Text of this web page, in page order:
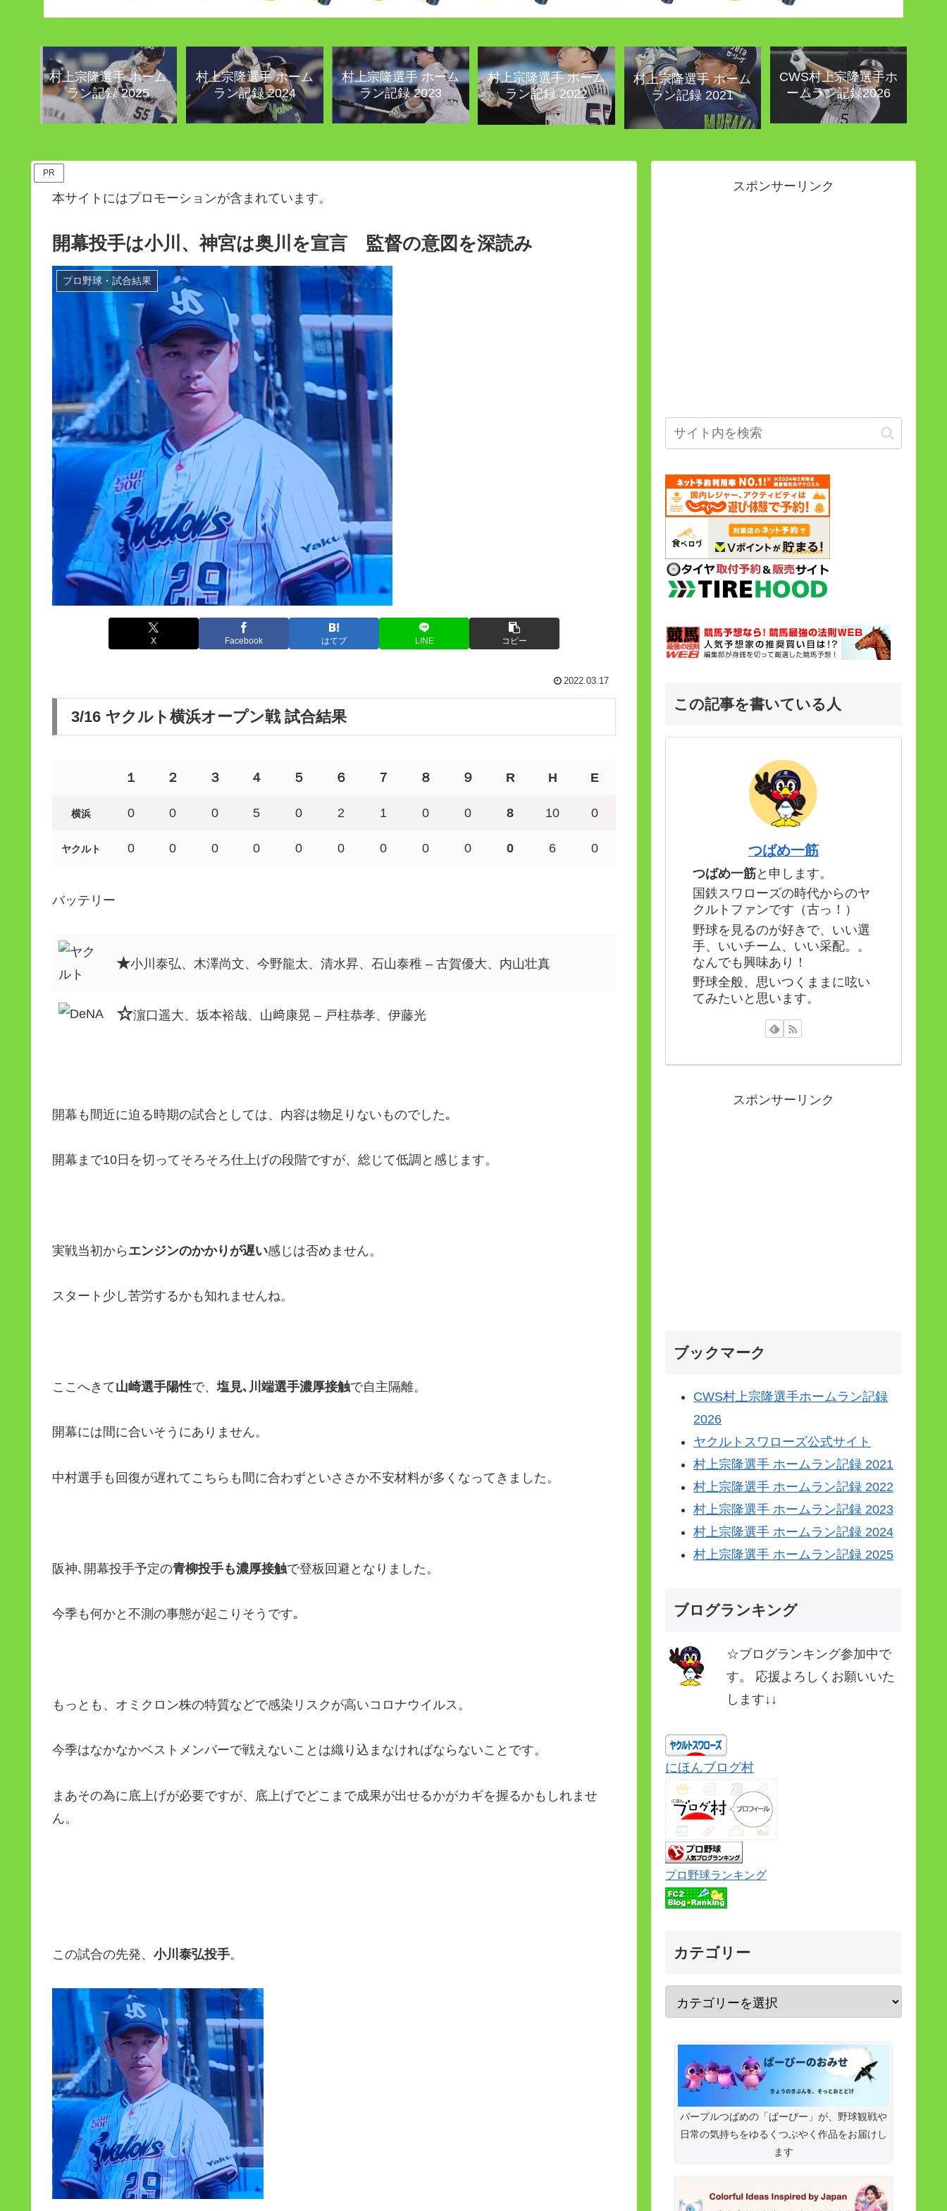
村上宗隆選手 ホーム
ラン記録 2025
村上宗隆選手 ホーム
ラン記録 2024
村上宗隆選手 ホーム
ラン記録 2023
村上宗隆選手 ホーム
ラン記録 2022
村上宗隆選手 ホーム
ラン記録 2021
CWS村上宗隆選手ホ
ームラン記録2026
PR
本サイトにはプロモーションが含まれています。
開幕投手は小川、神宮は奥川を宣言 監督の意図を深読み
プロ野球・試合結果
X Facebook はてブ LINE コピー
2022.03.17
3/16 ヤクルト横浜オープン戦 試合結果
１ ２ ３ ４ ５ ６ ７ ８ ９ R H E
横浜 0 0 0 5 0 2 1 0 0 8 10 0
ヤクルト 0 0 0 0 0 0 0 0 0 0 6 0
バッテリー
★小川泰弘、木澤尚文、今野龍太、清水昇、石山泰稚 – 古賀優大、内山壮真
☆濵口遥大、坂本裕哉、山﨑康晃 – 戸柱恭孝、伊藤光
開幕も間近に迫る時期の試合としては、内容は物足りないものでした｡
開幕まで10日を切ってそろそろ仕上げの段階ですが、総じて低調と感じます。
実戦当初から エンジンのかかりが遅い感じは否めません。
スタート少し苦労するかも知れませんね。
ここへきて山崎選手陽性で、塩見､川端選手濃厚接触で自主隔離。
開幕には間に合いそうにありません。
中村選手も回復が遅れてこちらも間に合わずといささか不安材料が多くなってきました。
阪神､開幕投手予定の青柳投手も濃厚接触で登板回避となりました。
今季も何かと不測の事態が起こりそうです｡
もっとも、オミクロン株の特質などで感染リスクが高いコロナウイルス。
今季はなかなかベストメンバーで戦えないことは織り込まなければならないことです。
まあその為に底上げが必要ですが、底上げでどこまで成果が出せるかがカギを握るかもしれませ
ん。
この試合の先発、 小川泰弘投手。
スポンサーリンク
この記事を書いている人
つばめ一筋
つばめ一筋と申します。
国鉄スワローズの時代からのヤ
クルトファンです（古っ！）
野球を見るのが好きで、いい選
手、いいチーム、いい采配。。
なんでも興味あり！
野球全般、思いつくままに呟い
てみたいと思います。
スポンサーリンク
ブックマーク
CWS村上宗隆選手ホームラン記録
2026
ヤクルトスワローズ公式サイト
村上宗隆選手 ホームラン記録 2021
村上宗隆選手 ホームラン記録 2022
村上宗隆選手 ホームラン記録 2023
村上宗隆選手 ホームラン記録 2024
村上宗隆選手 ホームラン記録 2025
ブログランキング
☆ブログランキング参加中で
す。 応援よろしくお願いいた
します↓↓
にほんブログ村
プロ野球ランキング
カテゴリー
パープルつばめの「ぱーぴー」が、野球観戦や
日常の気持ちをゆるくつぶやく作品をお届けし
ます